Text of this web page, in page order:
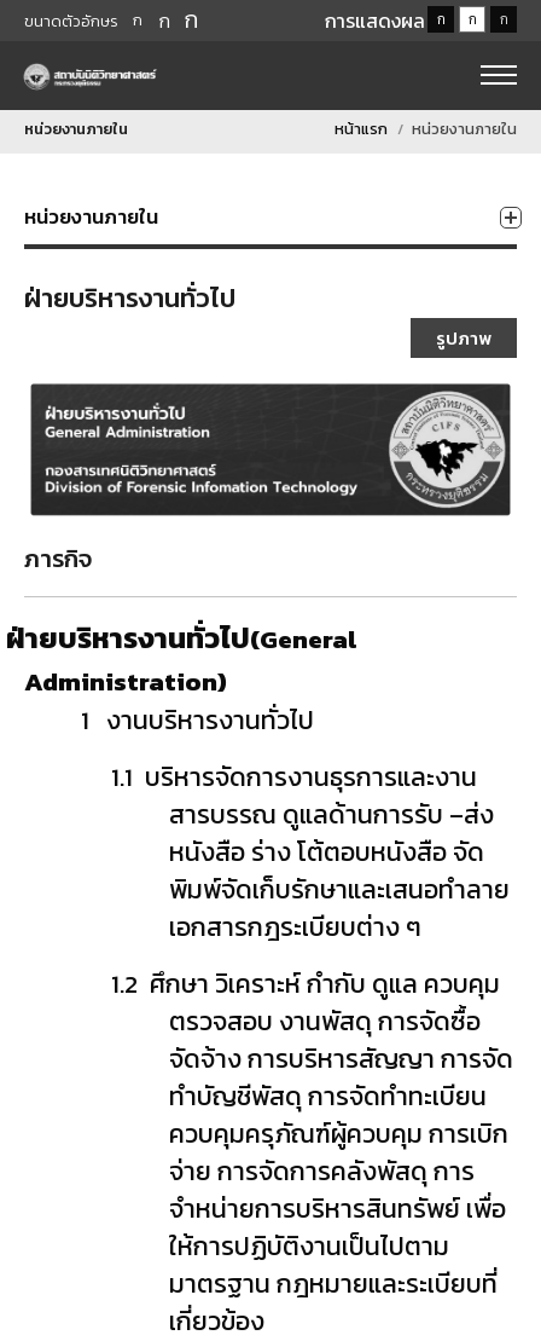
ขนาดตัวอักษร ก ก ก การแสดงผล ก ก ก
หน่วยงานภายใน หน้าแรก หน่วยงานภายใน
หน่วยงานภายใน
ฝ่ายบริหารงานทั่วไป
รูปภาพ
ภารกิจ
ฝ่ายบริหารงานทั่วไป(General
Administration)
1 งานบริหารงานทั่วไป
1.1 บริหารจัดการงานธุรการและงาน
สารบรรณ ดูแลด้านการรับ –ส่ง
หนังสือ ร่าง โต้ตอบหนังสือ จัด
พิมพ์จัดเก็บรักษาและเสนอทำลาย
เอกสารกฎระเบียบต่าง ๆ
1.2 ศึกษา วิเคราะห์ กำกับ ดูแล ควบคุม
ตรวจสอบ งานพัสดุ การจัดซื้อ
จัดจ้าง การบริหารสัญญา การจัด
ทำบัญชีพัสดุ การจัดทำทะเบียน
ควบคุมครุภัณฑ์ผู้ควบคุม การเบิก
จ่าย การจัดการคลังพัสดุ การ
จำหน่ายการบริหารสินทรัพย์ เพื่อ
ให้การปฏิบัติงานเป็นไปตาม
มาตรฐาน กฎหมายและระเบียบที่
เกี่ยวข้อง